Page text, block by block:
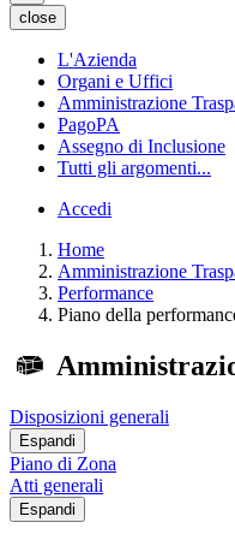
close
L'Azienda
Organi e Uffici
Amministrazione
PagoPA
Assegno di Inclusione
Tutti gli argomenti...
Accedi
Home
Amministrazione
Performance
Piano della
Disposizioni generali
Espandi
Piano di Zona
Atti generali
Espandi